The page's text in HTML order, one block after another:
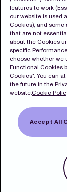
features to work
our website is used
Cookies), and some
that are not
about the Cookies
specific
choose whether we
Functional Cookies
Cookies". You can
the future in the
website.Cookie
Accept All